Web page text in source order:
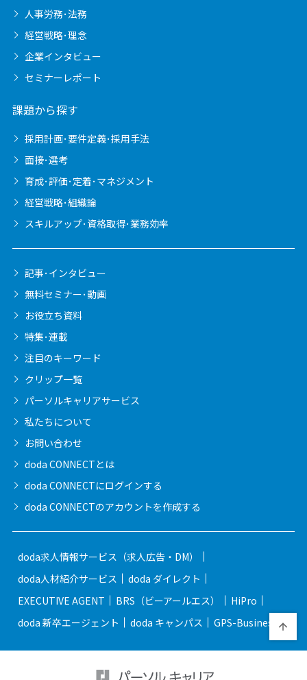
人事労務･法務
経営戦略･理念
企業インタビュー
セミナーレポート
課題から探す
採用計画･要件定義･採用手法
面接･選考
育成･評価･定着･マネジメント
経営戦略･組織論
スキルアップ･資格取得･業務効率
記事･インタビュー
無料セミナー･動画
お役立ち資料
特集･連載
注目のキーワード
クリップ一覧
パーソルキャリアサービス
私たちについて
お問い合わせ
doda CONNECTとは
doda CONNECTにログインする
doda CONNECTのアカウントを作成する
doda求人情報サービス（求人広告・DM）
doda人材紹介サービス
doda ダイレクト
EXECUTIVE AGENT
BRS（ビーアールエス）
HiPro
doda 新卒エージェント
doda キャンパス GPS-Business